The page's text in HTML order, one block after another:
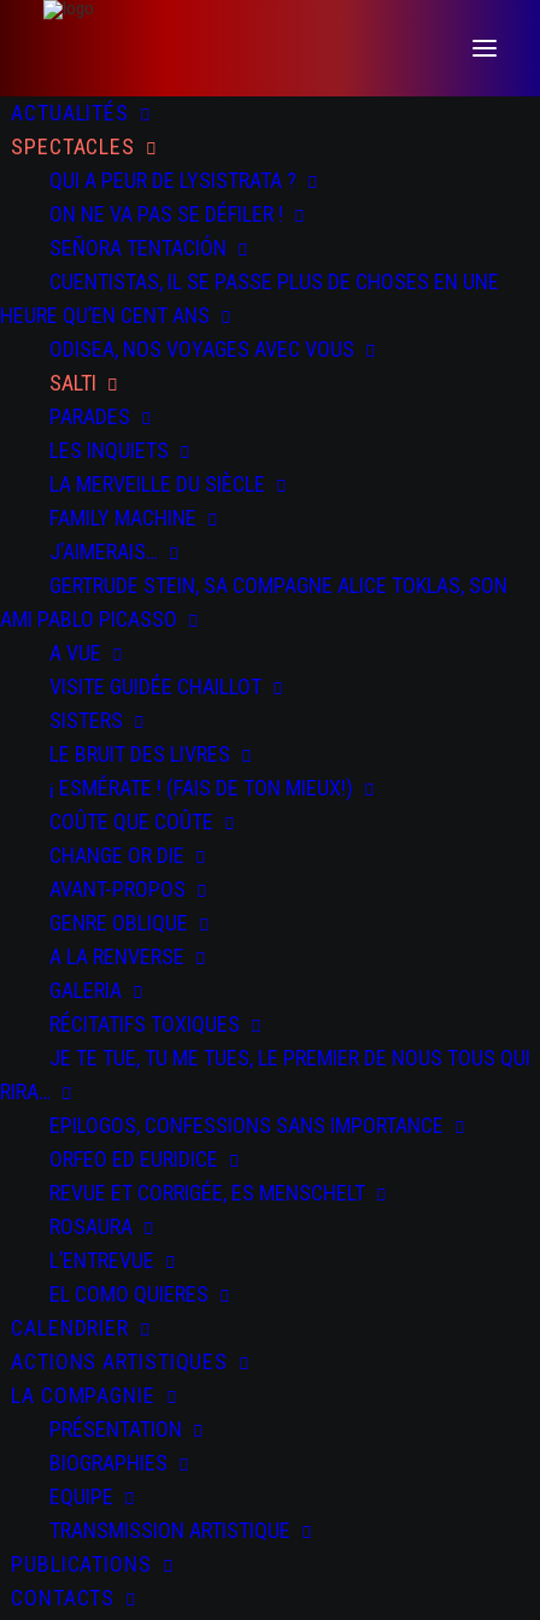
ACTUALITÉS
SPECTACLES
QUI A PEUR DE LYSISTRATA ?
ON NE VA PAS SE DÉFILER !
SEÑORA TENTACIÓN
CUENTISTAS, IL SE PASSE PLUS DE CHOSES EN UNE
HEURE QU’EN CENT ANS
ODISEA, NOS VOYAGES AVEC VOUS
SALTI
PARADES
LES INQUIETS
LA MERVEILLE DU SIÈCLE
FAMILY MACHINE
J’AIMERAIS…
GERTRUDE STEIN, SA COMPAGNE ALICE TOKLAS, SON
AMI PABLO PICASSO
A VUE
VISITE GUIDÉE CHAILLOT
SISTERS
LE BRUIT DES LIVRES
¡ ESMÉRATE ! (FAIS DE TON MIEUX!)
COÛTE QUE COÛTE
CHANGE OR DIE
AVANT-PROPOS
GENRE OBLIQUE
A LA RENVERSE
GALERIA
RÉCITATIFS TOXIQUES
JE TE TUE, TU ME TUES, LE PREMIER DE NOUS TOUS QUI
RIRA…
EPILOGOS, CONFESSIONS SANS IMPORTANCE
ORFEO ED EURIDICE
REVUE ET CORRIGÉE, ES MENSCHELT
ROSAURA
L’ENTREVUE
EL COMO QUIERES
CALENDRIER
ACTIONS ARTISTIQUES
LA COMPAGNIE
PRÉSENTATION
BIOGRAPHIES
EQUIPE
TRANSMISSION ARTISTIQUE
PUBLICATIONS
CONTACTS
DATES DOSSIER PRESSE TEASER
DU 13 AU 14 NOV 2025
Rencontres Chorégraphiques Internationales de Seine Saint-
Denis à Bondy et Pantin
DU 19 AU 22 NOV 2025
La Machinerie - Vénissieux
DU 07 JAN 2026AU 09 FÉV 2026
La Filature, Scène Nationale - Mulhouse
Festival Kidanse - L'Échangeur CDCN de Château-Thierry
DU 02 AU 03 AVR 2026
DU 09 AU 11 AVR 2026
Auditorium Jean-Pierre Miquel - Ville de Vincennes
DU 12 AU 13 AVR 2026
Centre des Bords de Marne - Le Perreux-sur-Marne